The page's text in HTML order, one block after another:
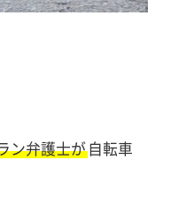
ン弁護士が 自転車